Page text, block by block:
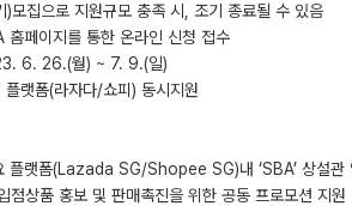
모집으로 지원규모 충족 시, 조기 종료될 수 있음
페이지를 통한 온라인 신청 접수
6. 26.(월) ~ 7. 9.(일)
랫폼(라자다/쇼피) 동시지원
랫폼(Lazada SG/Shopee SG)내 ‘SBA’ 상설관
점상품 홍보 및 판매촉진을 위한 공동 프로모션 지원